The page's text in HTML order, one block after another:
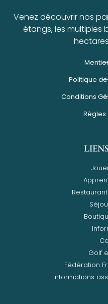
Venez découvrir nos
étangs, les multiples
Politique
Conditions
Golf
Fédération
Informations